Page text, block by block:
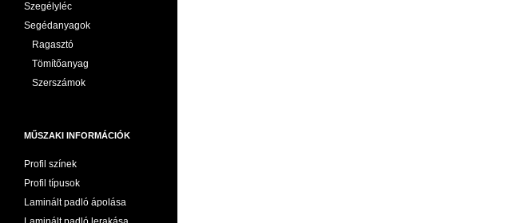
Szegélyléc
Segédanyagok
Ragasztó
Tömítőanyag
Szerszámok
MŰSZAKI INFORMÁCIÓK
Profil színek
Profil típusok
Laminált padló ápolása